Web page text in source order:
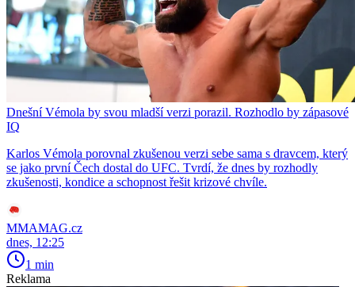
Dnešní Vémola by svou mladší verzi porazil. Rozhodlo by zápasové
IQ
Karlos Vémola porovnal zkušenou verzi sebe sama s dravcem, který
se jako první Čech dostal do UFC. Tvrdí, že dnes by rozhodly
zkušenosti, kondice a schopnost řešit krizové chvíle.
MMAMAG.cz
dnes, 12:25
1 min
Reklama